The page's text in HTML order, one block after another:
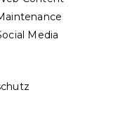
Media